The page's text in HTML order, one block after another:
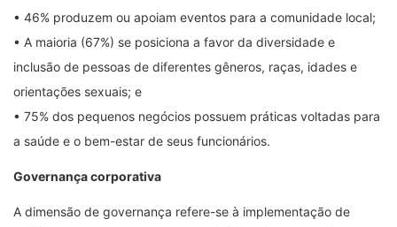
• 46% produzem ou apoiam eventos para a comunidade local;
• A maioria (67%) se posiciona a favor da diversidade e
inclusão de pessoas de diferentes gêneros, raças, idades e
orientações sexuais; e
• 75% dos pequenos negócios possuem práticas voltadas para
a saúde e o bem-estar de seus funcionários.
Governança corporativa
A dimensão de governança refere-se à implementação de